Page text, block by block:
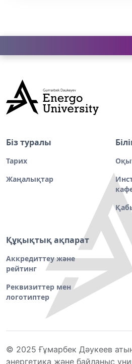
Біз туралы
Тарих
Жаңалықтар
Құқықтық ақпарат
Аккредиттеу және
рейтинг
Реквизиттер мен
логотиптер
© 2025 Ғұмарбек Дәукеев
энергетика және байланыс